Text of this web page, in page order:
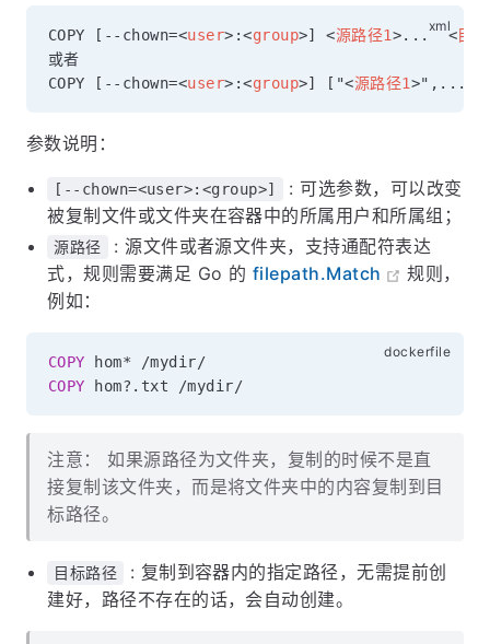
COPY [--chown=<user> :<group>] <源路径1>... <目
或者
COPY [--chown=<user> :<group>] ["<源路径1>",...
参数说明：
[--chown=<user>:<group>]
: 可选参数，可以改变
被复制文件或文件夹在容器中的所属用户和所属组；
源路径
: 源文件或者源文件夹，支持通配符表达
式，规则需要满足 Go 的 filepath.Match
规则，
例如：
COPY hom* /mydir/
COPY hom?.txt /mydir/
注意： 如果源路径为文件夹，复制的时候不是直
接复制该文件夹，而是将文件夹中的内容复制到目
标路径。
目标路径
: 复制到容器内的指定路径，无需提前创
建好，路径不存在的话，会自动创建。